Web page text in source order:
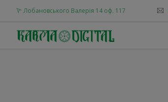
Лобановського Валерія 14 оф. 117